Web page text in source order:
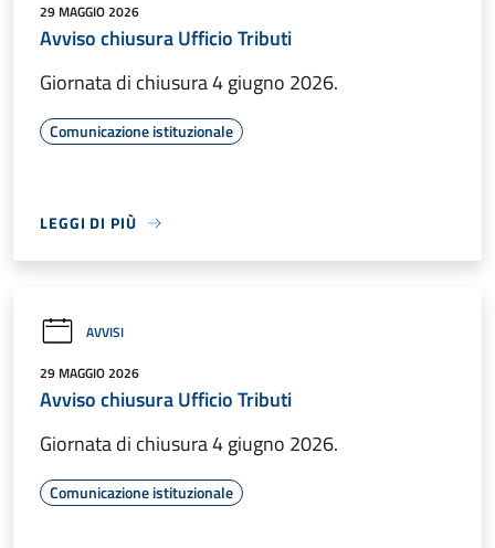
29 MAGGIO 2026
Avviso chiusura Ufficio Tributi
Giornata di chiusura 4 giugno 2026.
Comunicazione istituzionale
LEGGI DI PIÙ
AVVISI
29 MAGGIO 2026
Avviso chiusura Ufficio Tributi
Giornata di chiusura 4 giugno 2026.
Comunicazione istituzionale